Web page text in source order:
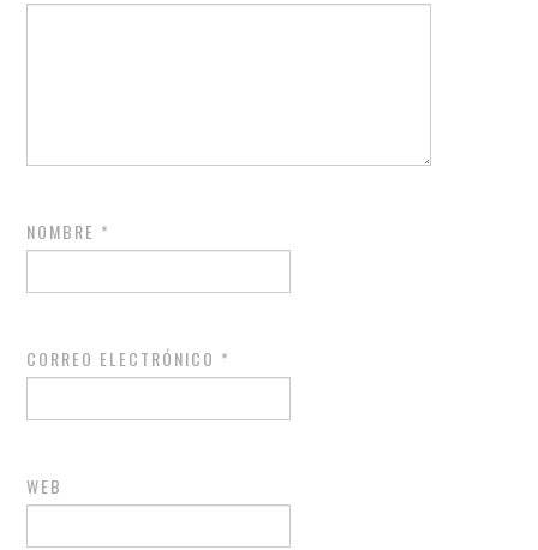
NOMBRE *
CORREO ELECTRÓNICO *
WEB